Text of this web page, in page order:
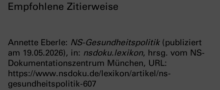
Empfohlene Zitierweise
Annette Eberle: NS-Gesundheitspolitik(publiziert
am 19.05.2026), in: nsdoku.lexikon, hrsg. vom NS-
Dokumentationszentrum München, URL:
https://www.nsdoku.de/lexikon/artikel/ns-
gesundheitspolitik-607